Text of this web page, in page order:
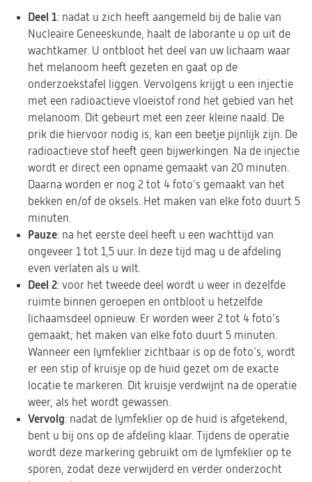
Deel 1: nadat u zich heeft aangemeld bij de balie van
Nucleaire Geneeskunde, haalt de laborante u op uit de
wachtkamer. U ontbloot het deel van uw lichaam waar
het melanoom heeft gezeten en gaat op de
onderzoekstafel liggen. Vervolgens krijgt u een injectie
met een radioactieve vloeistof rond het gebied van het
melanoom. Dit gebeurt met een zeer kleine naald. De
prik die hiervoor nodig is, kan een beetje pijnlijk zijn. De
radioactieve stof heeft geen bijwerkingen. Na de injectie
wordt er direct een opname gemaakt van 20 minuten.
Daarna worden er nog 2 tot 4 foto’s gemaakt van het
bekken en/of de oksels. Het maken van elke foto duurt 5
minuten.
Pauze: na het eerste deel heeft u een wachttijd van
ongeveer 1 tot 1,5 uur. In deze tijd mag u de afdeling
even verlaten als u wilt.
Deel 2: voor het tweede deel wordt u weer in dezelfde
ruimte binnen geroepen en ontbloot u hetzelfde
lichaamsdeel opnieuw. Er worden weer 2 tot 4 foto’s
gemaakt; het maken van elke foto duurt 5 minuten.
Wanneer een lymfeklier zichtbaar is op de foto’s, wordt
er een stip of kruisje op de huid gezet om de exacte
locatie te markeren. Dit kruisje verdwijnt na de operatie
weer, als het wordt gewassen.
Vervolg: nadat de lymfeklier op de huid is afgetekend,
bent u bij ons op de afdeling klaar. Tijdens de operatie
wordt deze markering gebruikt om de lymfeklier op te
sporen, zodat deze verwijderd en verder onderzocht